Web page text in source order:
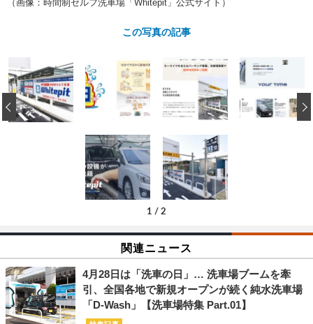
イベント
（画像：時間制セルフ洗車場「Whitepit」公式サイト）
この写真の記事
1 / 2
‹
関連ニュース
4月28日は「洗車の日」… 洗車場ブームを牽
引、全国各地で新規オープンが続く純水洗車場
「D-Wash」【洗車場特集 Part.01】